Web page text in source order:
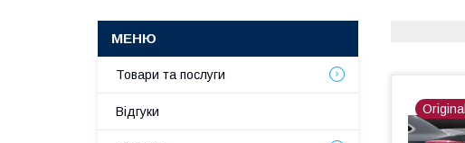
Original
Товари та послуги
Відгуки